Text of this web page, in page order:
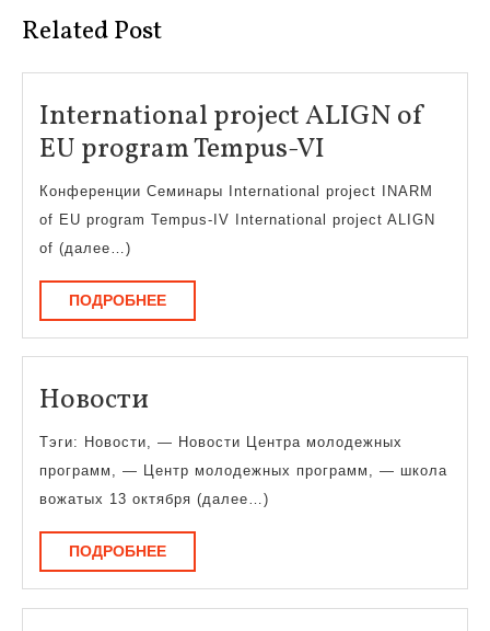
Related Post
International project ALIGN of
EU program Tempus-VI
project
ALIGN
Tempus-
Конференции Семинары International project INARM
of EU program Tempus-IV International project ALIGN
of (далее…)
ПОДРОБНЕЕПОДРОБНЕЕ
Новости
Тэги: Новости, — Новости Центра молодежных
программ, — Центр молодежных программ, — школа
вожатых 13 октября (далее…)
ПОДРОБНЕЕПОДРОБНЕЕ